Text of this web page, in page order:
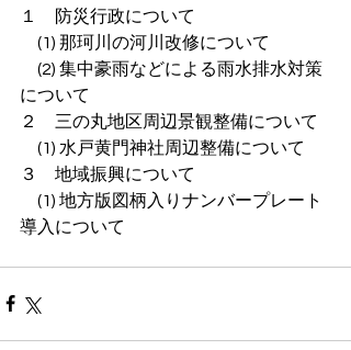
１　防災行政について
(1) 那珂川の河川改修について
(2) 集中豪雨などによる雨水排水対策
について
２　三の丸地区周辺景観整備について
(1) 水戸黄門神社周辺整備について
３　地域振興について
(1) 地方版図柄入りナンバープレート
導入について